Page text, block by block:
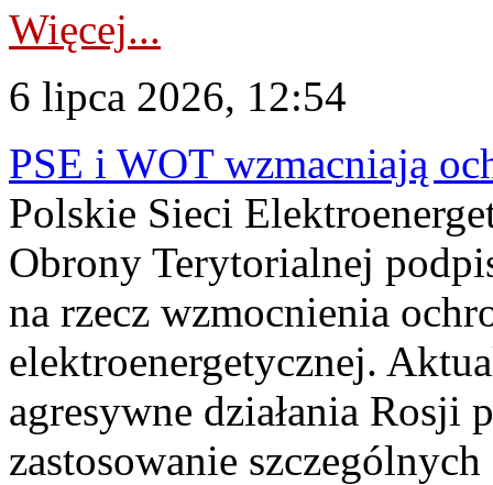
Więcej...
6 lipca 2026, 12:54
PSE i WOT wzmacniają
Polskie Sieci
Obrony Terytorialnej
na rzecz wzmocnienia
elektroenergetycznej.
agresywne działania Rosji
zastosowanie